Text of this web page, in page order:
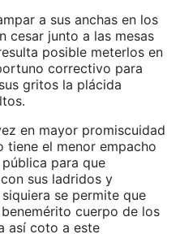
a sus anchas en los
cesar junto a las mesas
posible meterlos en
correctivo para
gritos la plácida
en mayor promiscuidad
tiene el menor empacho
para que
sus ladridos y
se permite que
cuerpo de los
así coto a este